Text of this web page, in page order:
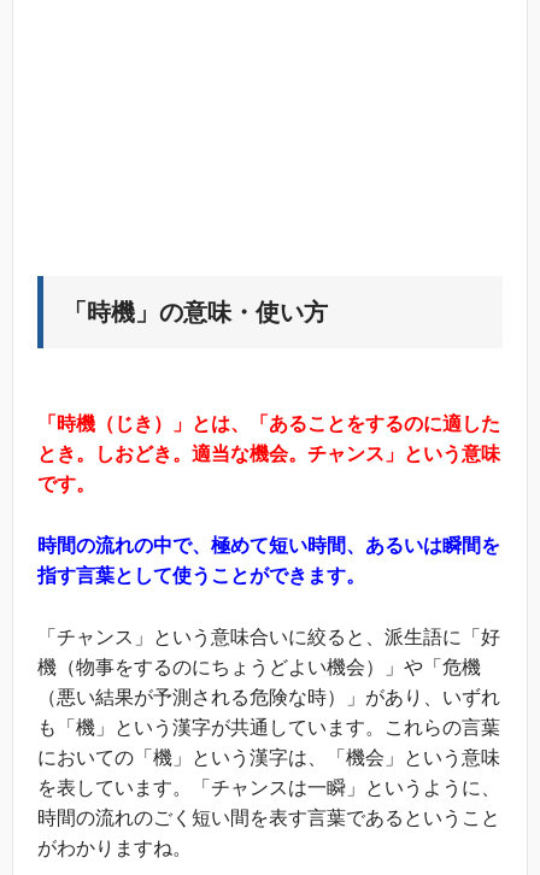
「時機」の意味・使い方
「時機（じき）」とは、「あることをするのに適した
とき。しおどき。適当な機会。チャンス」という意味
です。
時間の流れの中で、極めて短い時間、あるいは瞬間を
指す言葉として使うことができます。
「チャンス」という意味合いに絞ると、派生語に「好
機（物事をするのにちょうどよい機会）」や「危機
（悪い結果が予測される危険な時）」があり、いずれ
も「機」という漢字が共通しています。これらの言葉
においての「機」という漢字は、「機会」という意味
を表しています。「チャンスは一瞬」というように、
時間の流れのごく短い間を表す言葉であるということ
がわかりますね。